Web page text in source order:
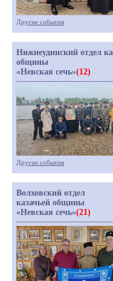
Другие события
Нижнеудинский отдел
общины
«Невская сечь»(12)
Другие события
Волховский отдел
казачьей общины
«Невская сечь»(21)